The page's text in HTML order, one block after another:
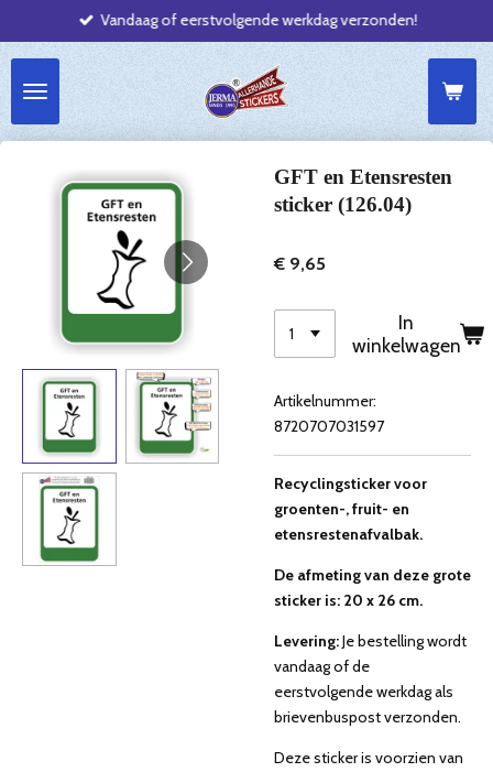
direct
de
hoofdinhoud
Vandaag of eerstvolgende werkdag verzonden!
GFT en Etensresten
sticker (126.04)
€ 9,65
In
winkelwagen
Artikelnummer:
8720707031597
Recyclingsticker voor
groenten-, fruit- en
etensrestenafvalbak.
De afmeting van deze grote
sticker is: 20 x 26 cm.
Levering:Je bestelling wordt
vandaag of de
eerstvolgende werkdag als
brievenbuspost verzonden.
Deze sticker is voorzien van